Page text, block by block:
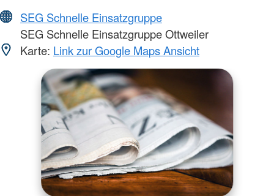
SEG Schnelle Einsatzgruppe
SEG Schnelle Einsatzgruppe Ottweiler
Karte: Link zur Google Maps Ansicht